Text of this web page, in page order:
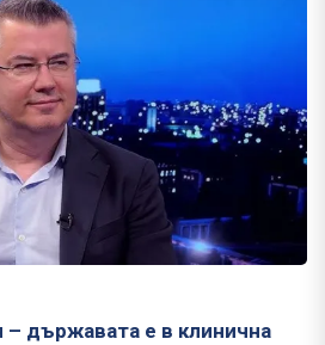
– държавата е в клинична